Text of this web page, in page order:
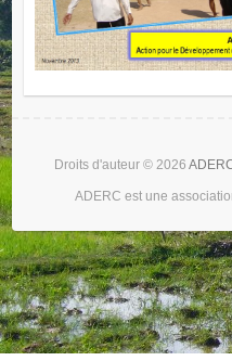
Droits d'auteur © 2026
ADERC est une